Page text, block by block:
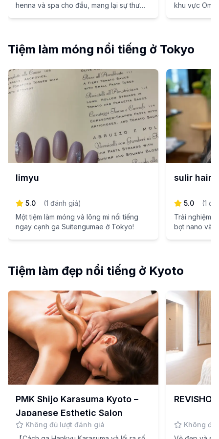
henna và spa cho đầu, mang lại sự thư
khu vực
Tiệm làm móng nổi tiếng ở Tokyo
limyu
5.0 (1 đánh giá)
Một tiệm làm móng và lông mi nổi tiếng
ngay cạnh ga Suitengumae ở Tokyo!
sulir hair
5.0 (1
Trải nghiệm
bọt nano và
Tiệm làm đẹp nổi tiếng ở Kyoto
PMK Shijo Karasuma Kyoto –
Japanese Esthetic Salon
Không đủ lượt đánh giá
Không